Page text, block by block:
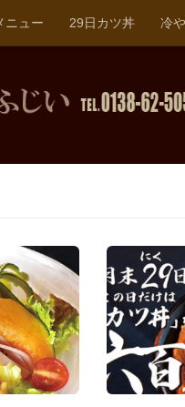
ニュー 29日カツ丼 冷